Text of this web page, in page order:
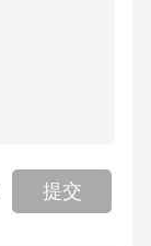
提交